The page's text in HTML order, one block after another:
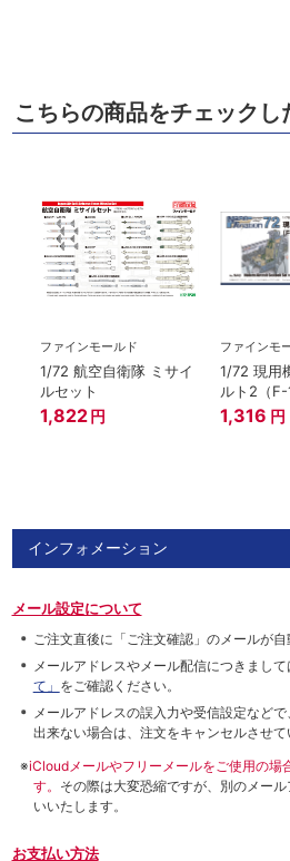
こちらの商品をチェック
ファインモールド
1/72 航空自衛隊 ミサイ
ルセット
1,822 円
ファインモ
1/72 現用
ルト2（F-
1,316 円
インフォメーション
メール設定について
ご注文直後に「ご注文確認」のメールが自
メールアドレスやメール配信につきまし
て」 をご確認ください。
メールアドレスの誤入力や受信設定など
出来ない場合は、注文をキャンセルさせて
※iCloudメールやフリーメールをご使用の場
す。 その際は大変恐縮ですが、別のメー
いいたします。
お支払い方法